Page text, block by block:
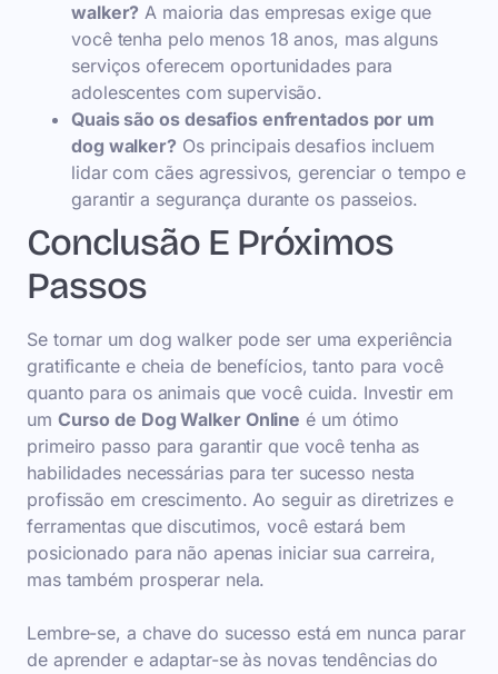
walker? A maioria das empresas exige que
você tenha pelo menos 18 anos, mas alguns
serviços oferecem oportunidades para
adolescentes com supervisão.
Quais são os desafios enfrentados por um
dog walker? Os principais desafios incluem
lidar com cães agressivos, gerenciar o tempo e
garantir a segurança durante os passeios.
Conclusão E Próximos
Passos
Se tornar um dog walker pode ser uma experiência
gratificante e cheia de benefícios, tanto para você
quanto para os animais que você cuida. Investir em
um Curso de Dog Walker Online é um ótimo
primeiro passo para garantir que você tenha as
habilidades necessárias para ter sucesso nesta
profissão em crescimento. Ao seguir as diretrizes e
ferramentas que discutimos, você estará bem
posicionado para não apenas iniciar sua carreira,
mas também prosperar nela.
Lembre-se, a chave do sucesso está em nunca parar
de aprender e adaptar-se às novas tendências do